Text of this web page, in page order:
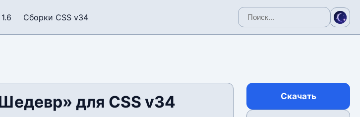
Сборки CSS v34
для CSS v34 Скачать